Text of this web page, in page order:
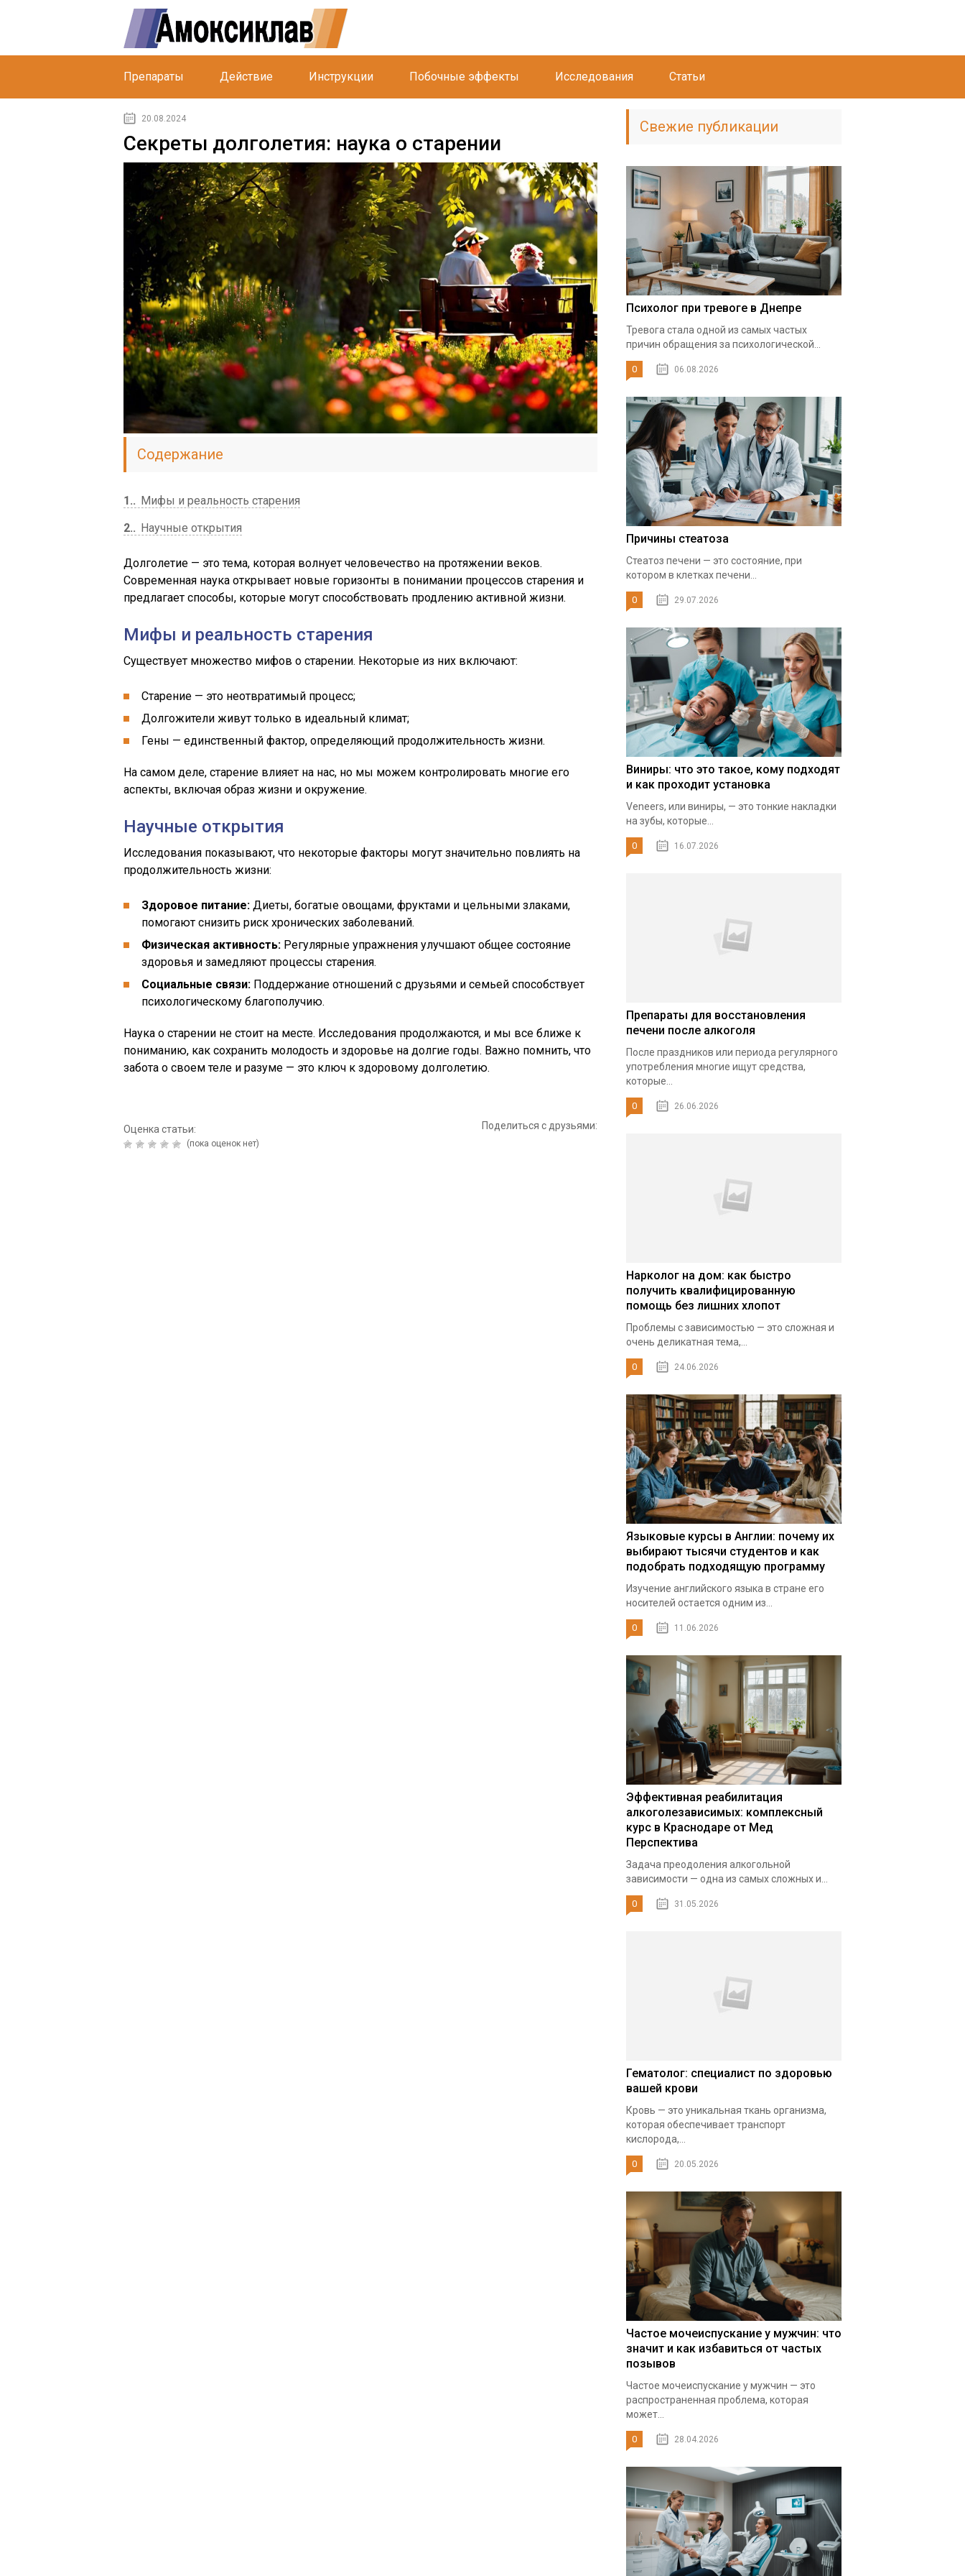
Препараты Действие Инструкции Побочные эффекты Исследования Статьи
20.08.2024
Секреты долголетия: наука о старении
Содержание
1.
Мифы и реальность старения
2.
Научные открытия
Долголетие — это тема, которая волнует человечество на протяжении веков.
Современная наука открывает новые горизонты в понимании процессов старения и
предлагает способы, которые могут способствовать продлению активной жизни.
Мифы и реальность старения
Существует множество мифов о старении. Некоторые из них включают:
Старение — это неотвратимый процесс;
Долгожители живут только в идеальный климат;
Гены — единственный фактор, определяющий продолжительность жизни.
На самом деле, старение влияет на нас, но мы можем контролировать многие его
аспекты, включая образ жизни и окружение.
Научные открытия
Исследования показывают, что некоторые факторы могут значительно повлиять на
продолжительность жизни:
Здоровое питание: Диеты, богатые овощами, фруктами и цельными злаками,
помогают снизить риск хронических заболеваний.
Физическая активность: Регулярные упражнения улучшают общее состояние
здоровья и замедляют процессы старения.
Социальные связи: Поддержание отношений с друзьями и семьей способствует
психологическому благополучию.
Наука о старении не стоит на месте. Исследования продолжаются, и мы все ближе к
пониманию, как сохранить молодость и здоровье на долгие годы. Важно помнить, что
забота о своем теле и разуме — это ключ к здоровому долголетию.
Оценка статьи:
(пока оценок нет)
Поделиться с друзьями:
Свежие публикации
Психолог при тревоге в Днепре
Тревога стала одной из самых частых
причин обращения за психологической...
0 06.08.2026
Причины стеатоза
Стеатоз печени — это состояние, при
котором в клетках печени...
0 29.07.2026
Виниры: что это такое, кому подходят
и как проходит установка
Veneers, или виниры, — это тонкие накладки
на зубы, которые...
0 16.07.2026
Препараты для восстановления
печени после алкоголя
После праздников или периода регулярного
употребления многие ищут средства,
которые...
0 26.06.2026
Нарколог на дом: как быстро
получить квалифицированную
помощь без лишних хлопот
Проблемы с зависимостью — это сложная и
очень деликатная тема,...
0 24.06.2026
Языковые курсы в Англии: почему их
выбирают тысячи студентов и как
подобрать подходящую программу
Изучение английского языка в стране его
носителей остается одним из...
0 11.06.2026
Эффективная реабилитация
алкоголезависимых: комплексный
курс в Краснодаре от Мед
Перспектива
Задача преодоления алкогольной
зависимости — одна из самых сложных и...
0 31.05.2026
Гематолог: специалист по здоровью
вашей крови
Кровь — это уникальная ткань организма,
которая обеспечивает транспорт
кислорода,...
0 20.05.2026
Частое мочеиспускание у мужчин: что
значит и как избавиться от частых
позывов
Частое мочеиспускание у мужчин — это
распространенная проблема, которая
может...
0 28.04.2026